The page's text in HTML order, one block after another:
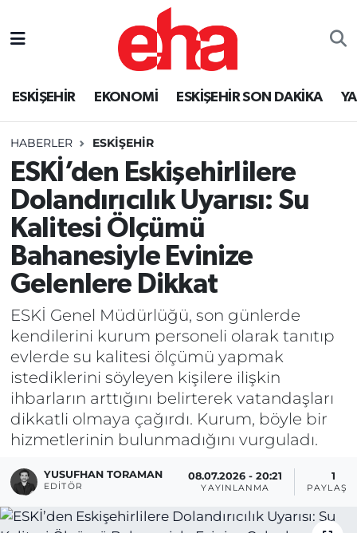
ESKİŞEHİR EKONOMİ ESKİŞEHİR SON DAKİKA
HABERLER ESKİŞEHİR
ESKİ’den Eskişehirlilere
Dolandırıcılık Uyarısı: Su
Kalitesi Ölçümü
Bahanesiyle Evinize
Gelenlere Dikkat
ESKİ Genel Müdürlüğü, son günlerde
kendilerini kurum personeli olarak tanıtıp
evlerde su kalitesi ölçümü yapmak
istediklerini söyleyen kişilere ilişkin
ihbarların arttığını belirterek vatandaşları
dikkatli olmaya çağırdı. Kurum, böyle bir
hizmetlerinin bulunmadığını vurguladı.
YUSUFHAN TORAMAN
EDITÖR
08.07.2026 - 20:21
YAYINLANMA
1